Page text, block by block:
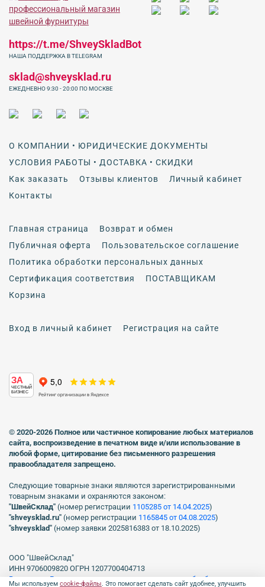
О КОМПАНИИ • ЮРИДИЧЕСКИЕ ДОКУМЕНТЫ
УСЛОВИЯ РАБОТЫ • ДОСТАВКА • СКИДКИ
Как заказать
Отзывы клиентов
Личный кабинет
Контакты
Главная страница
Возврат и обмен
Публичная оферта
Пользовательское соглашение
Политика обработки персональных данных
Сертификация соответствия
ПОСТАВЩИКАМ
Корзина
Вход в личный кабинет Регистрация на сайте
https://t.me/ShveySkladBot
НАША ПОДДЕРЖКА В TELEGRAM
sklad@shveysklad.ru
ЕЖЕДНЕВНО 9:30 - 20:00 ПО МОСКВЕ
ЗА
ЧЕСТНЫЙ
БИЗНЕС
© 2020-2026 Полное или частичное копирование любых материалов
сайта, воспроизведение в печатном виде и/или использование в
любой форме, цитирование без письменного разрешения
правообладателя запрещено.
Следующие товарные знаки являются зарегистрированными
товарным знаками и охраняются законом:
"ШвейСклад" (номер регистрации 1105285 от 14.04.2025)
"shveуsklad.ru" (номер регистрации 1165845 от 04.08.2025)
"shveysklad" (номер заявки 2025816383 от 18.10.2025)
ООО "ШвейСклад"
ИНН 9706009820 ОГРН 1207700404713
Включен в Реестр операторов, осуществляющих обработку
Мы используем cookie-файлы. Это помогает сделать сайт удобнее, улучшить